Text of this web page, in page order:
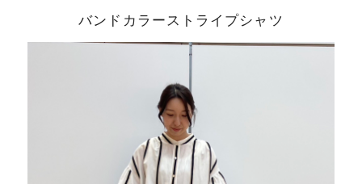
バンドカラーストライプシャツ